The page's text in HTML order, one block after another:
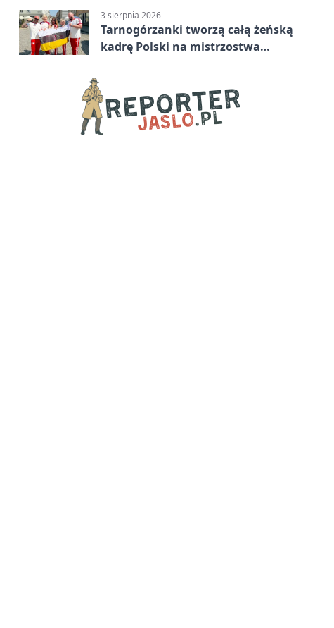
3 sierpnia 2026
Tarnogórzanki tworzą całą żeńską
kadrę Polski na mistrzostwa